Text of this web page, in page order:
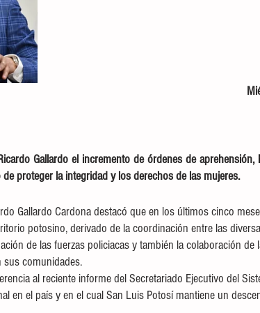
Gallardo el incremento de órdenes de
proteger la integridad y los derechos de las mujeres.
Gallardo Cardona destacó que en los últimos cinco
potosino, derivado de la coordinación entre las
de las fuerzas policiacas y también la colaboración de
sus comunidades.
al reciente informe del Secretariado Ejecutivo del
en el país y en el cual San Luis Potosí mantiene un